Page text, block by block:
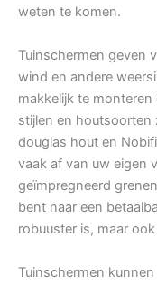
weten te komen.
Tuinschermen geven
wind en andere
makkelijk te monteren
stijlen en houtsoorten
douglas hout en
vaak af van uw eigen
geïmpregneerd
bent naar een
robuuster is, maar
Tuinschermen